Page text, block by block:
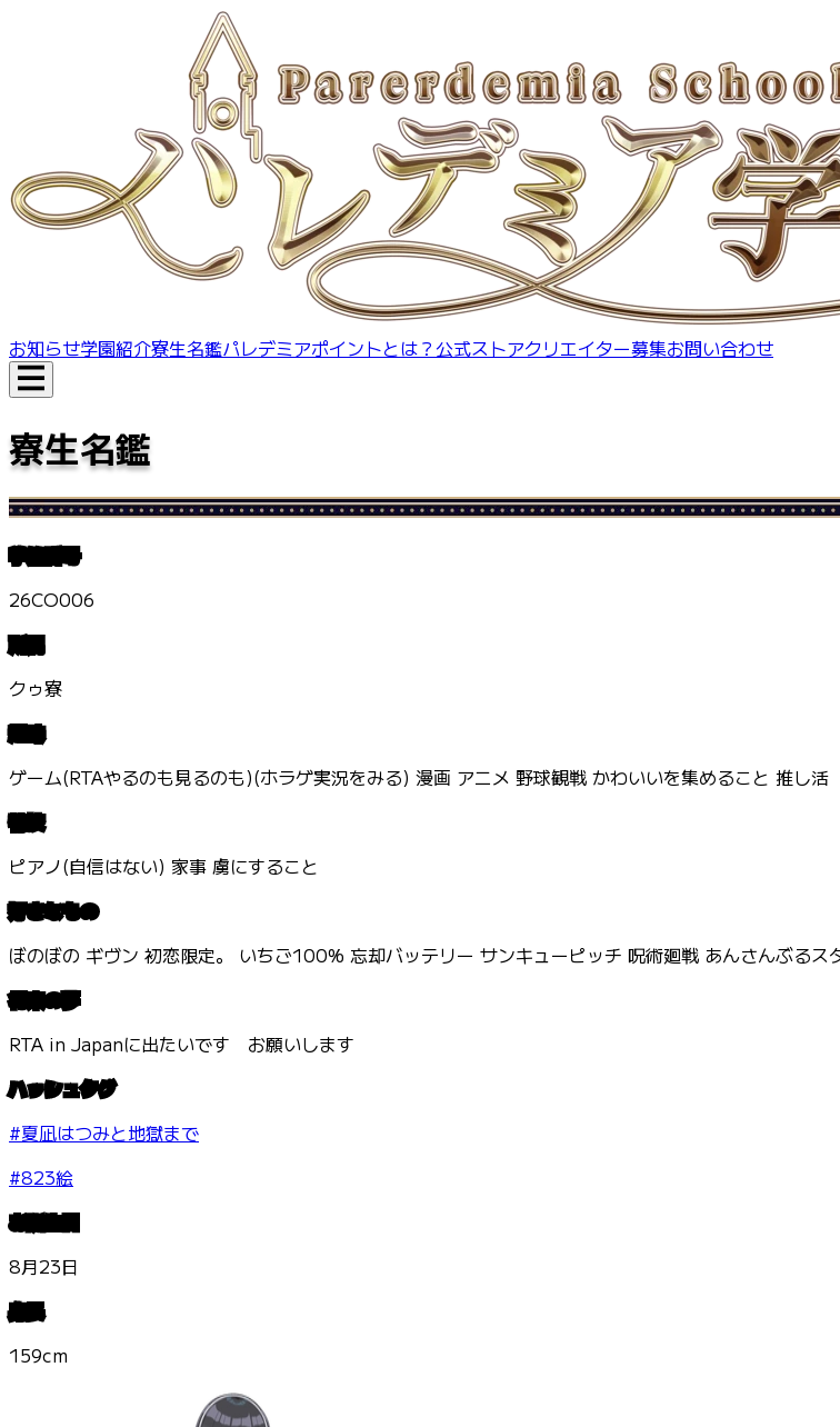
お知らせ学園紹介寮生名鑑パレデミアポイントとは？ 公式ストアクリエイター募集お問い合わせ
寮生名鑑
学籍番号
26CO006
所属
クゥ寮
趣味
ゲーム(RTAやるのも見るのも)(ホラゲ実況をみる) 漫画 アニメ 野球観戦 かわいいを集めること 推し活
特技
ピアノ(自信はない) 家事 虜にすること
好きなもの
ぼのぼの ギヴン 初恋限定。 いちご100% 忘却バッテリー サンキューピッチ 呪術廻戦 あんさんぶる
将来の夢
RTA in Japanに出たいです お願いします
ハッシュタグ
#夏凪はつみと地獄まで
#823絵
お誕生日
8月23日
身長
159cm